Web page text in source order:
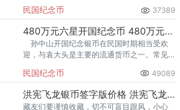
是三万五以上。
民国纪念币 37389
480万元六星开国纪念币 480万元六星开国纪念币价值
孙中山开国纪念银币在民国时期相当受欢
迎，与袁大头是主要的流通货币之一。常见
右。
民国纪念币 49089
洪宪飞龙银币签字版价格 洪宪飞龙银币真假鉴别
藏友们要谨慎收藏，切不可盲目跟风，小心